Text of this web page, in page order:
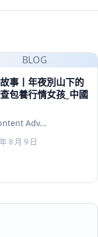
BLOG
事丨年夜別山下的
包養行情女孩_中國
Adv...
8 月 9 日